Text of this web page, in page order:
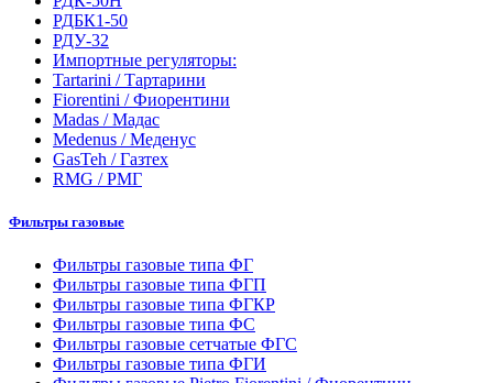
РДБК1-50
РДУ-32
Импортные регуляторы:
Tartarini / Тартарини
Fiorentini / Фиорентини
Madas / Мадас
Medenus / Меденус
GasTeh / Газтех
RMG / РМГ
Фильтры газовые
Фильтры газовые типа ФГ
Фильтры газовые типа ФГП
Фильтры газовые типа ФГКР
Фильтры газовые типа ФС
Фильтры газовые сетчатые ФГС
Фильтры газовые типа ФГИ